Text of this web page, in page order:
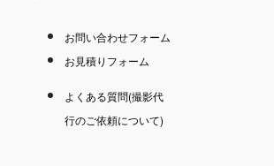
お問い合わせフォーム
お見積りフォーム
よくある質問(撮影代
行のご依頼について)